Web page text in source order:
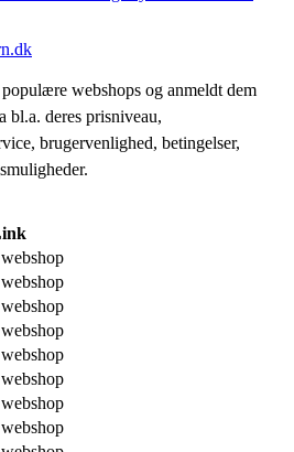
webshops og anmeldt dem
bl.a. deres prisniveau,
brugervenlighed, betingelser,